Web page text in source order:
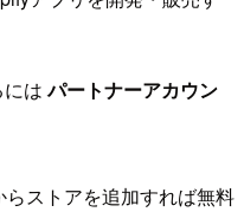
にはパートナーアカウン
ストアを追加すれば無料